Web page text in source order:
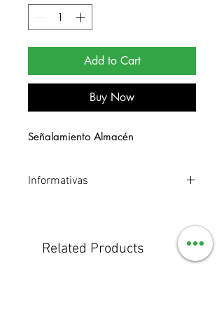
Add to Cart
Buy Now
Señalamiento Almacén
Informativas
Related Products